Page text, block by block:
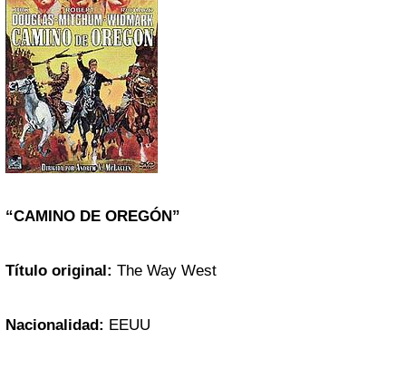
“CAMINO DE OREGÓN”
Título original: The Way West
Nacionalidad: EEUU